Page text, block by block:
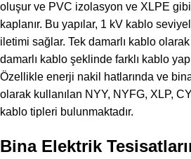
oluşur ve PVC izolasyon ve XLPE
kaplanır. Bu yapılar, 1 kV kablo
iletimi sağlar. Tek damarlı kablo
damarlı kablo şeklinde farklı kablo
Özellikle enerji nakil hatlarında ve
olarak kullanılan NYY, NYFG, XLP,
kablo tipleri bulunmaktadır.
Bina Elektrik